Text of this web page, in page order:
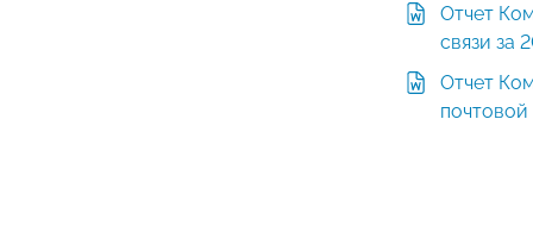
Отчет
связи за
Отчет
почтовой